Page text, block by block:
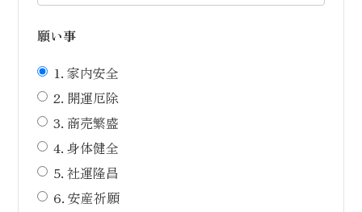
願い事
1. 家内安全
2. 開運厄除
3. 商売繁盛
4. 身体健全
5. 社運隆昌
6. 安産祈願